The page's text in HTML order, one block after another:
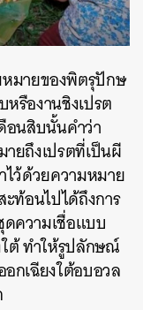
มายของพิตรุปักษ
รืองานชิงเปรต
อนสิบนั้นคำว่า
ยถึงเปรตที่เป็นผี
ไว้ด้วยความหมาย
ท้อนไปได้ถึงการ
ความเชื่อแบบ
ต้ ทำให้รูปลักษณ์
กเฉียงใต้อบอวล